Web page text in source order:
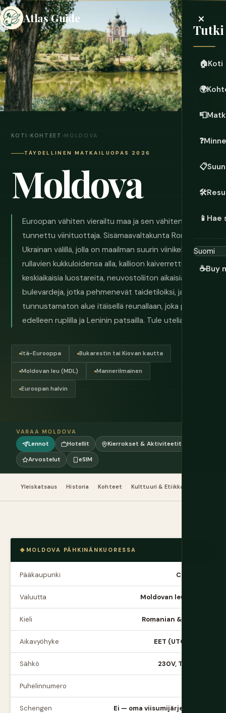
Atlas Guide ×
Tutki
🏠Koti
🌍
📮
❓
📋
🛠️
📱 Hae
☕Buy
KOTI ›KOHTEET ›MOLDOVA
TÄYDELLINEN MATKAILUOPAS 2026
Moldova
Euroopan vähiten vierailtu maa ja sen vähiten
tunnettu viinituottaja. Sisämaavaltakunta Romanian ja
Ukrainan välillä, jolla on maailman suurin viinikellari
rullavien kukkuloidensa alla, kallioon kaiverrettuja
keskiaikaisia luostareita, neuvostoliiton aikaisia
bulevardeja, jotka pehmenevät taidetiloiksi, ja
tunnustamaton alue itäisellä reunallaan, joka pyörii
edelleen ruplilla ja Leninin patsailla. Tule uteliaana.
Itä-Eurooppa Bukarestin tai Kiovan kautta
Moldovan leu (MDL) Mannerilmainen
Euroopan halvin
VARAA MOLDOVA
Lennot Hotellit
Kierrokset & Aktiviteetit
Arvostelut
eSIM
Yleiskatsaus Historia Kohteet Kulttuuri & Etiikka
MOLDOVA PÄHKINÄNKUORESSA
Pääkaupunki Chișinău
Valuutta Moldovan leu (MDL)
Kieli Romanian & Venäjä
Aikavyöhyke EET (UTC+2/+3)
Sähkö 230V, Tyyppi F
Puhelinnumero
Schengen Ei — oma viisumijärjestelmä